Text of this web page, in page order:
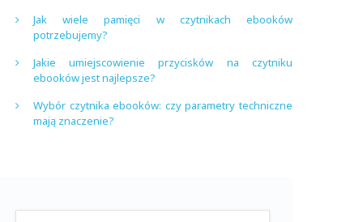
Jak wiele pamięci w czytnikach ebooków
potrzebujemy?
Jakie umiejscowienie przycisków na czytniku
ebooków jest najlepsze?
Wybór czytnika ebooków: czy parametry techniczne
mają znaczenie?